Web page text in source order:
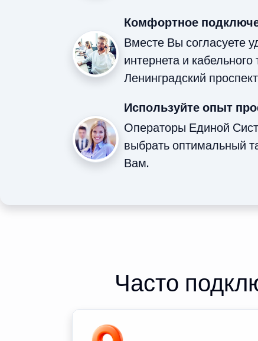
Комфортное
Вместе Вы согласуете
интернета и
Ленинградский
Используйте опыт
Операторы Единой
выбрать оптимальный
Вам.
Часто